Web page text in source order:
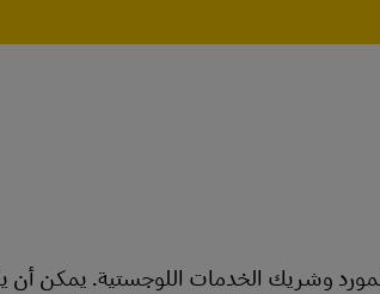
وشريك الخدمات اللوجستية. يمكن أن